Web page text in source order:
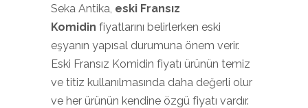
Seka Antika, eski Fransız
Komidin fiyatlarını belirlerken eski
eşyanın yapısal durumuna önem verir.
Eski Fransız Komidin fiyatı ürünün temiz
ve titiz kullanılmasında daha değerli olur
ve her ürünün kendine özgü fiyatı vardır.